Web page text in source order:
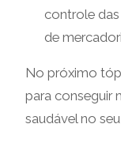
controle
de
No próximo
para conseguir
saudável no